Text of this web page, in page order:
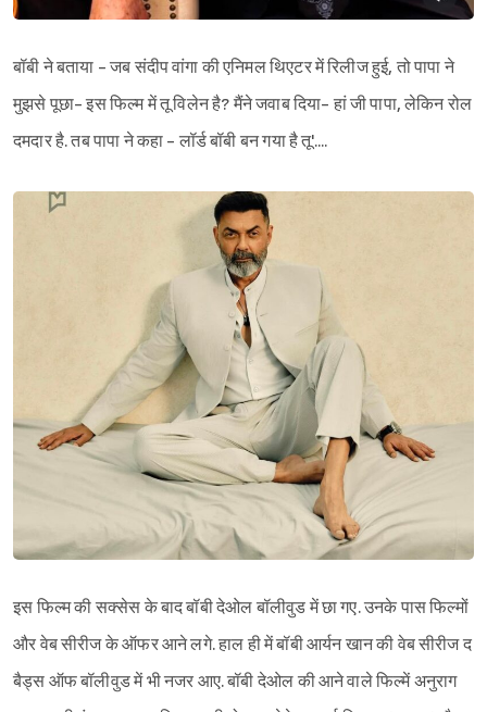
बॉबी ने बताया - जब संदीप वांगा की एनिमल थिएटर में रिलीज हुई, तो पापा ने
मुझसे पूछा- इस फिल्म में तू विलेन है? मैंने जवाब दिया- हां जी पापा, लेकिन रोल
दमदार है. तब पापा ने कहा - लॉर्ड बॉबी बन गया है तू'....
इस फिल्म की सक्सेस के बाद बॉबी देओल बॉलीवुड में छा गए. उनके पास फिल्मों
और वेब सीरीज के ऑफर आने लगे. हाल ही में बॉबी आर्यन खान की वेब सीरीज द
बैड्स ऑफ बॉलीवुड में भी नजर आए. बॉबी देओल की आने वाले फिल्में अनुराग